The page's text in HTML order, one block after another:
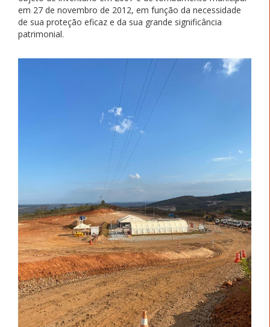
em 27 de novembro de 2012, em função da necessidade
de sua proteção eficaz e da sua grande significância
patrimonial.